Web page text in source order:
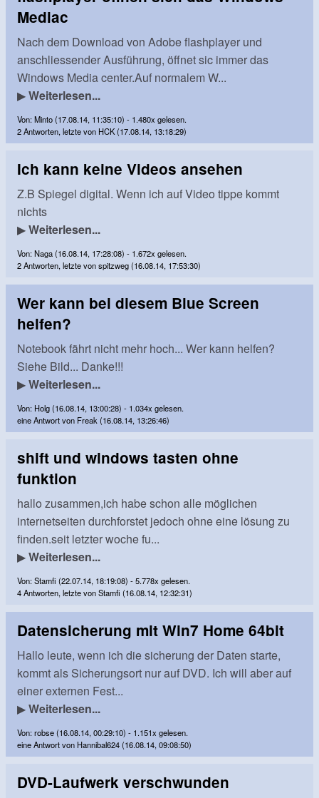
Mediac
Nach dem Download von Adobe flashplayer und
anschliessender Ausführung, öffnet sic immer das
Windows Media center.Auf normalem W...
▶Weiterlesen...
Von: Minto (17.08.14, 11:35:10) - 1.480x gelesen.
2 Antworten, letzte von HCK (17.08.14, 13:18:29)
Ich kann keine Videos ansehen
Z.B Spiegel digital. Wenn ich auf Video tippe kommt
nichts
▶Weiterlesen...
Von: Naga (16.08.14, 17:28:08) - 1.672x gelesen.
2 Antworten, letzte von spitzweg (16.08.14, 17:53:30)
Wer kann bei diesem Blue Screen
helfen?
Notebook fährt nicht mehr hoch... Wer kann helfen?
Siehe Bild... Danke!!!
▶Weiterlesen...
Von: Holg (16.08.14, 13:00:28) - 1.034x gelesen.
eine Antwort von Freak (16.08.14, 13:26:46)
shift und windows tasten ohne
funktion
hallo zusammen,ich habe schon alle möglichen
internetseiten durchforstet jedoch ohne eine lösung zu
finden.seit letzter woche fu...
▶Weiterlesen...
Von: Stamfi (22.07.14, 18:19:08) - 5.778x gelesen.
4 Antworten, letzte von Stamfi (16.08.14, 12:32:31)
Datensicherung mit Win7 Home 64bit
Hallo leute, wenn ich die sicherung der Daten starte,
kommt als Sicherungsort nur auf DVD. Ich will aber auf
einer externen Fest...
▶Weiterlesen...
Von: robse (16.08.14, 00:29:10) - 1.151x gelesen.
eine Antwort von Hannibal624 (16.08.14, 09:08:50)
DVD-Laufwerk verschwunden